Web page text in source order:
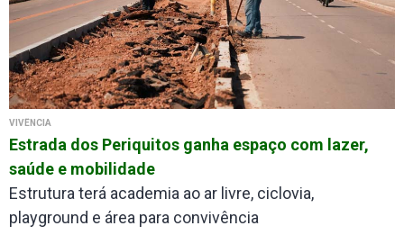
VIVÊNCIA
Estrada dos Periquitos ganha espaço com lazer,
saúde e mobilidade
Estrutura terá academia ao ar livre, ciclovia,
playground e área para convivência